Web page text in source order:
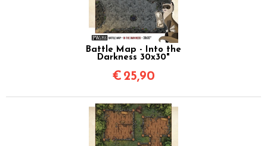
Battle Map - Into the
Darkness 30x30"
€ 25,90